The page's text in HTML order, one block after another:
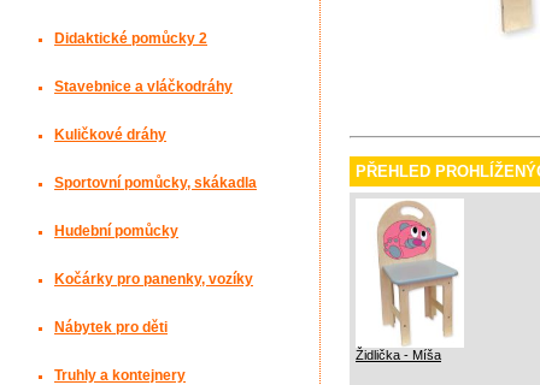
PŘEHLED
Židlička - Míša
Didaktické pomůcky 2
Stavebnice a vláčkodráhy
Kuličkové dráhy
Sportovní pomůcky, skákadla
Hudební pomůcky
Kočárky pro panenky, vozíky
Nábytek pro děti
Truhly a kontejnery